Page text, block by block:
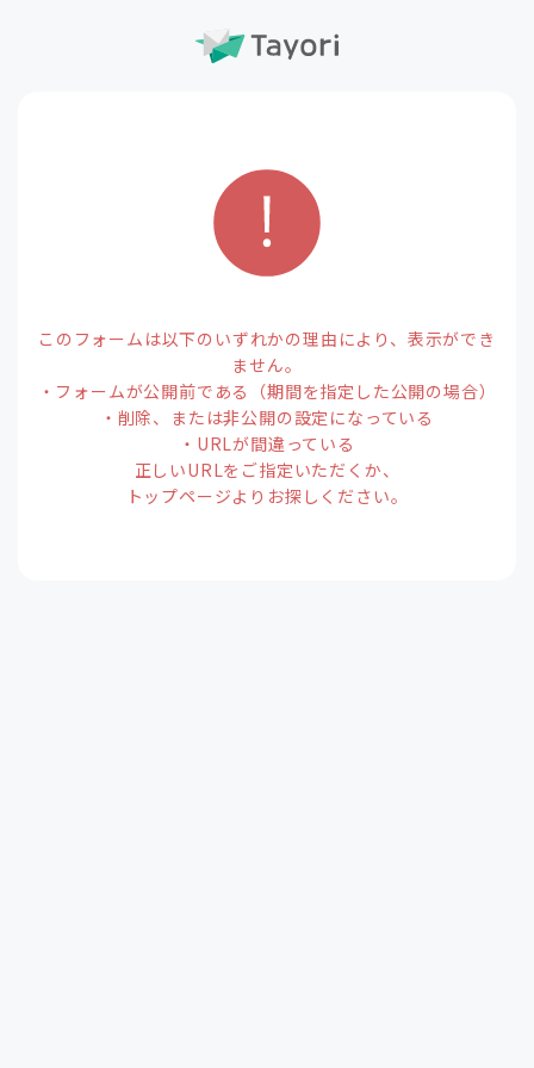
このフォームは以下のいずれかの理由により、表示ができ
ません。
・フォームが公開前である（期間を指定した公開の場合）
・削除、または非公開の設定になっている
・URLが間違っている
正しいURLをご指定いただくか、
トップページよりお探しください。